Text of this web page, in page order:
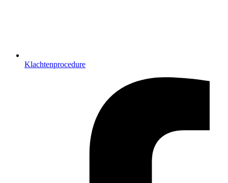
Klachtenprocedure